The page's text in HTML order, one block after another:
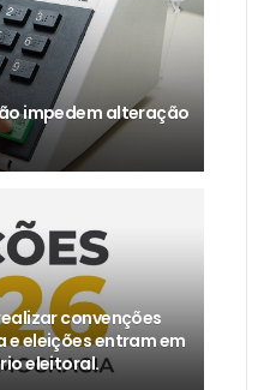
impedem alteração
convenções
eleições entram em
eleitoral.